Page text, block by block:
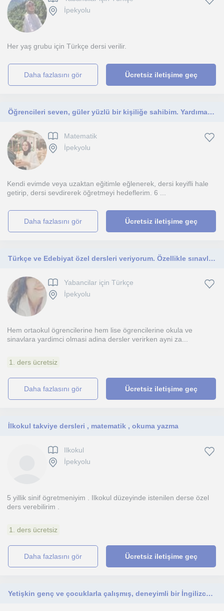
İpekyolu
Her yaş grubu için Türkçe dersi verilir.
daha fazlasını gör Ücretsiz iletişime geç
Öğrencileri seven, güler yüzlü bir kişiliğe sahibim. Yardıma ihtiyacı olan öğrencilere yardımcı olmayı isterim.
Matematik
İpekyolu
Kendi evimde veya uzaktan eğitimle eğlenerek, dersi keyifli hale
getirip, dersi sevdirerek öğretmeyi hedeflerim. 6 ...
daha fazlasını gör Ücretsiz iletişime geç
Türkçe ve Edebiyat özel dersleri veriyorum. Özellikle sınavlara yönelik metotlarla ilerliyorum
Yabancilar için Türkçe
İpekyolu
Hem ortaokul ögrencilerine hem lise ögrencilerine okula ve
sinavlara yardimci olmasi adina dersler verirken ayni za...
1. ders ücretsiz
daha fazlasını gör Ücretsiz iletişime geç
İlkokul takviye dersleri , matematik , okuma yazma
Ilkokul
İpekyolu
5 yillik sinif ögretmeniyim . Ilkokul düzeyinde istenilen derse özel
ders verebilirim .
1. ders ücretsiz
daha fazlasını gör Ücretsiz iletişime geç
Yetişkin genç ve çocuklarla çalışmış, deneyimli bir İngilizce öğretmeniyim.